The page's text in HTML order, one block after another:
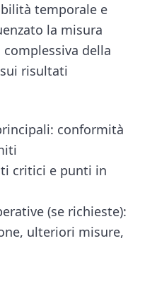
temporale e
la misura
complessiva della
risultati
conformità
critici e punti in
(se richieste):
ulteriori misure,